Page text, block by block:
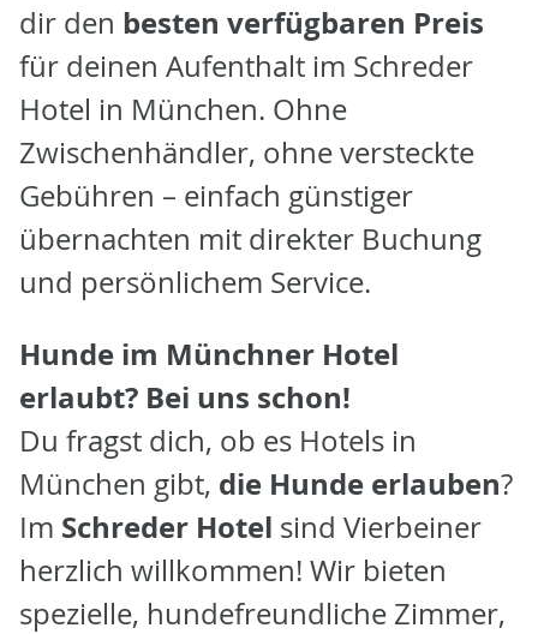
dir den besten verfügbaren Preis
für deinen Aufenthalt im Schreder
Hotel in München. Ohne
Zwischenhändler, ohne versteckte
Gebühren – einfach günstiger
übernachten mit direkter Buchung
und persönlichem Service.
Hunde im Münchner Hotel
erlaubt? Bei uns schon!
Du fragst dich, ob es Hotels in
München gibt, die Hunde erlauben?
Im Schreder Hotel sind Vierbeiner
herzlich willkommen! Wir bieten
spezielle, hundefreundliche Zimmer,